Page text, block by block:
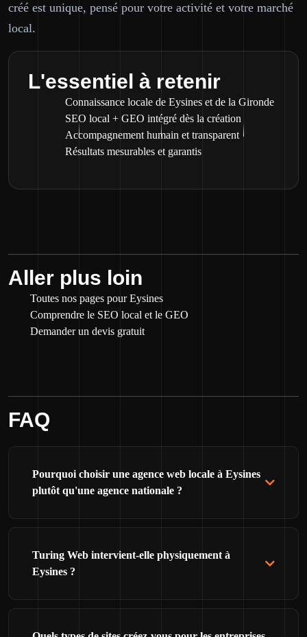
créé est unique, pensé pour votre activité et votre marché
local.
L'essentiel à retenir
Connaissance locale de Eysines et de la Gironde
SEO local + GEO intégré dès la création
Accompagnement humain et transparent
Résultats mesurables et garantis
Aller plus loin
Toutes nos pages pour Eysines
Comprendre le SEO local et le GEO
Demander un devis gratuit
FAQ
Pourquoi choisir une agence web locale à Eysines
plutôt qu'une agence nationale ?
Turing Web intervient-elle physiquement à
Eysines ?